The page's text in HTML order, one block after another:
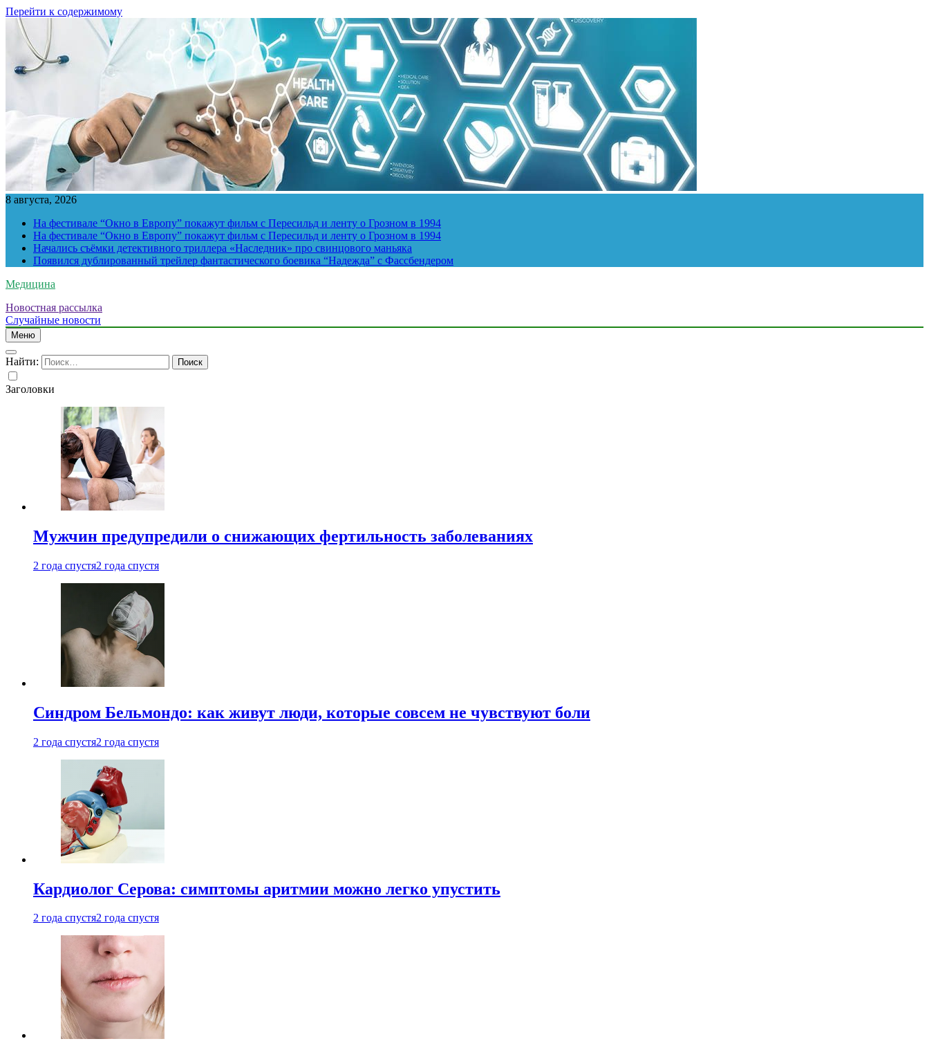
Перейти к содержимому
8 августа, 2026
На фестивале “Окно в Европу” покажут фильм с Пересильд и ленту о Грозном в 1994
На фестивале “Окно в Европу” покажут фильм с Пересильд и ленту о Грозном в 1994
Начались съёмки детективного триллера «Наследник» про свинцового маньяка
Появился дублированный трейлер фантастического боевика “Надежда” с Фассбендером
Медицина
Новостная рассылка
Случайные новости
Меню
Найти:
Заголовки
Мужчин предупредили о снижающих фертильность заболеваниях
2 года спустя2 года спустя
Синдром Бельмондо: как живут люди, которые совсем не чувствуют боли
2 года спустя2 года спустя
Кардиолог Серова: симптомы аритмии можно легко упустить
2 года спустя2 года спустя